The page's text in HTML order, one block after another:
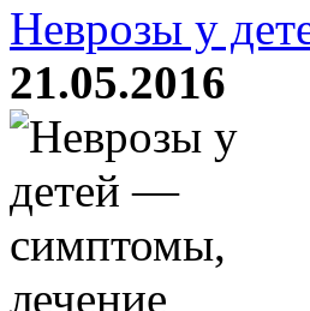
Неврозы у
21.05.2016